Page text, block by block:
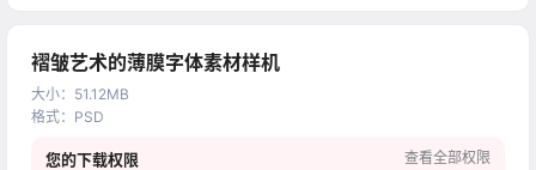
褶皱艺术的薄膜字体素材样机
大小： 51.12MB
格式： PSD
您的下载权限 查看全部权限